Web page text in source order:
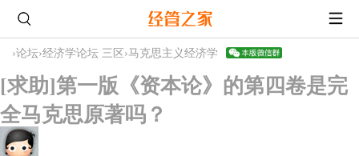
›论坛›经济学论坛 三区 ›马克思主义经济学
[求助]第一版《资本论》的第四卷是完
全马克思原著吗？